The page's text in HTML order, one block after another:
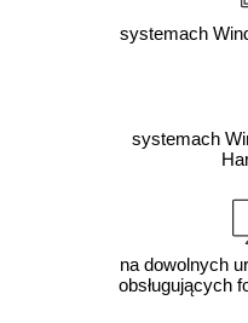
systemach
systemach
na dowolnych
obsługujących